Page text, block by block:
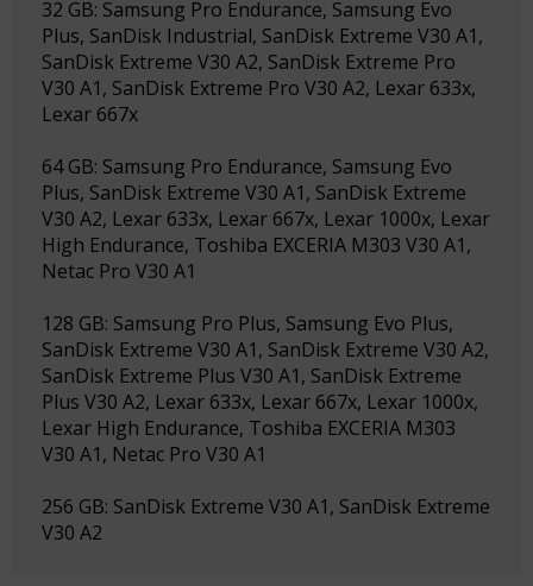
32 GB: Samsung Pro Endurance, Samsung Evo
Plus, SanDisk Industrial, SanDisk Extreme V30 A1,
SanDisk Extreme V30 A2, SanDisk Extreme Pro
V30 A1, SanDisk Extreme Pro V30 A2, Lexar 633x,
Lexar 667x
64 GB: Samsung Pro Endurance, Samsung Evo
Plus, SanDisk Extreme V30 A1, SanDisk Extreme
V30 A2, Lexar 633x, Lexar 667x, Lexar 1000x, Lexar
High Endurance, Toshiba EXCERIA M303 V30 A1,
Netac Pro V30 A1
128 GB: Samsung Pro Plus, Samsung Evo Plus,
SanDisk Extreme V30 A1, SanDisk Extreme V30 A2,
SanDisk Extreme Plus V30 A1, SanDisk Extreme
Plus V30 A2, Lexar 633x, Lexar 667x, Lexar 1000x,
Lexar High Endurance, Toshiba EXCERIA M303
V30 A1, Netac Pro V30 A1
256 GB: SanDisk Extreme V30 A1, SanDisk Extreme
V30 A2